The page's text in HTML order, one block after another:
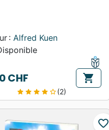
: Alfred Kuen
CHF shopping_cart
star star star star star_border(2)
favorite_border